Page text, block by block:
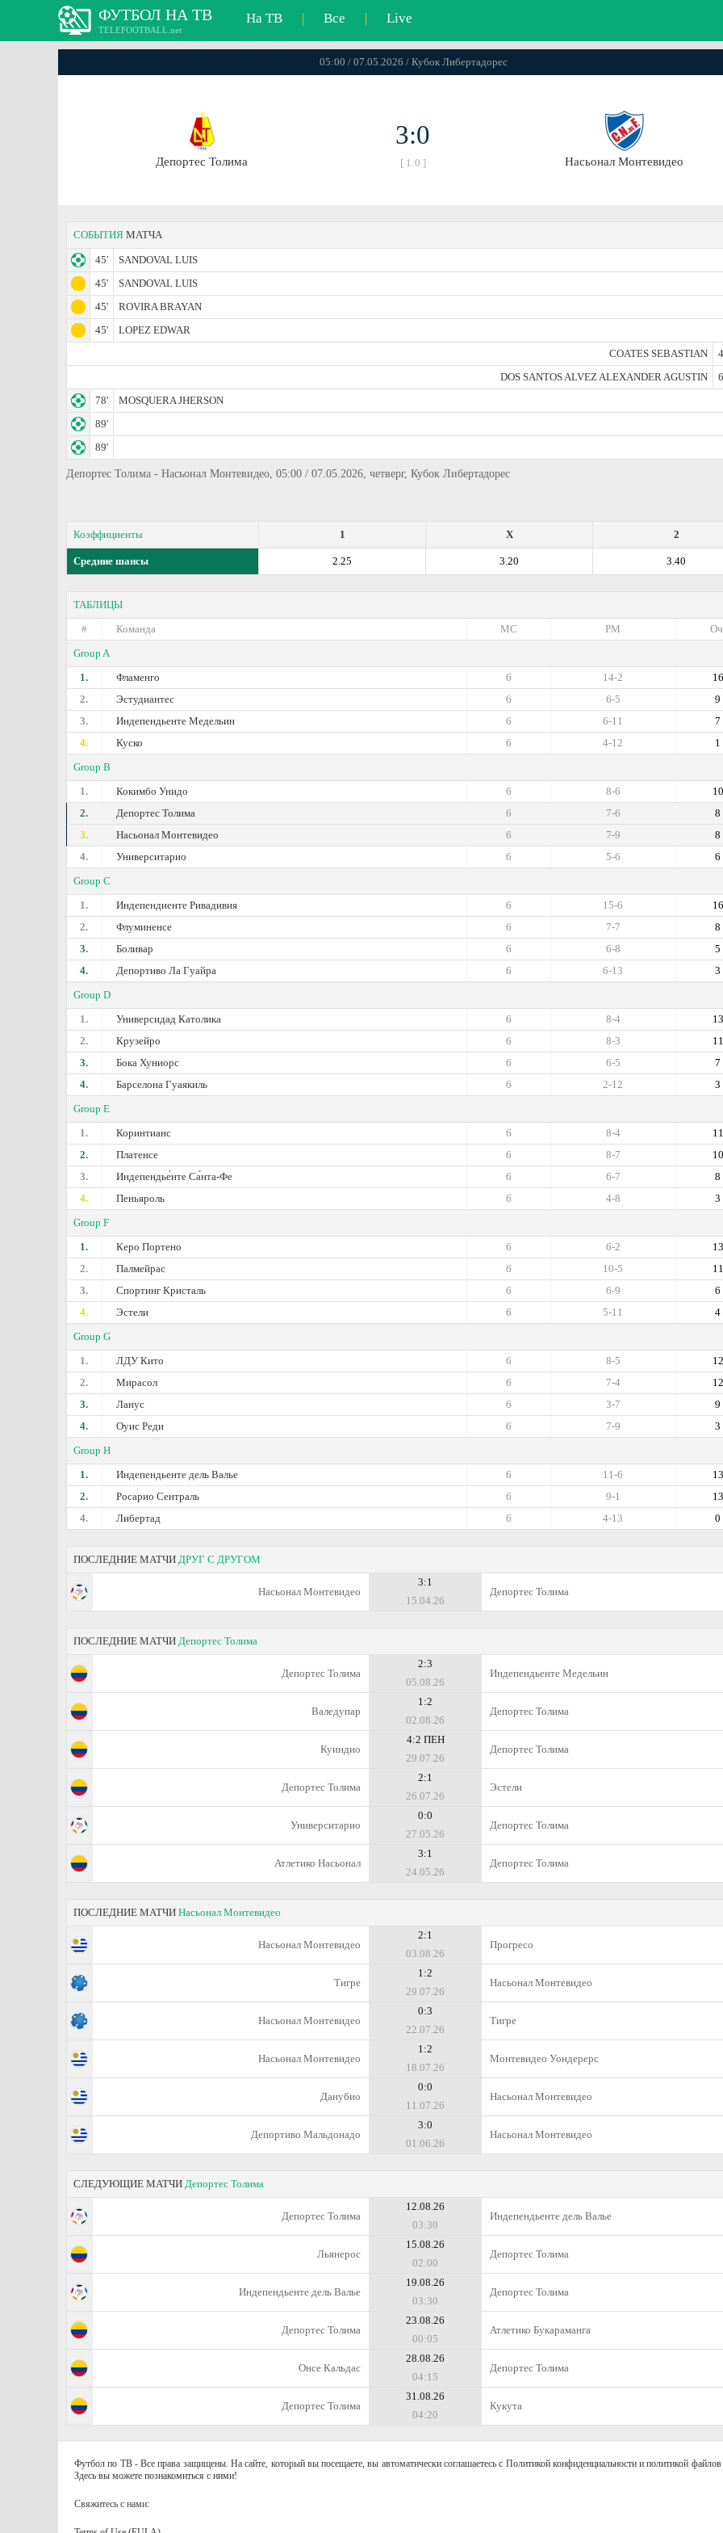
ФУТБОЛ НА ТВ
TELEFOOTBALL.net
На ТВ | Все | Live
05:00 / 07.05.2026 / Кубок Либертадорес
Депортес Толима
3:0
[ 1:0 ] Насьонал Монтевидео
СОБЫТИЯ МАТЧА
45'
SANDOVAL LUIS
45'
SANDOVAL LUIS
45'
ROVIRA BRAYAN
45'
LOPEZ EDWAR
COATES SEBASTIAN
DOS SANTOS ALVEZ ALEXANDER AGUSTIN
78'
MOSQUERA JHERSON
89'
89'
Депортес Толима - Насьонал Монтевидео, 05:00 / 07.05.2026, четверг, Кубок Либертадорес
Коэффициенты 2
X
1
Средние шансы 3.40
3.20
2.25
ТАБЛИЦЫ
#
Команда РМ
МС
Group A
1.
Фламенго 16
14-2
6
2.
Эстудиантес 9
6-5
6
3.
Индепендьенте Медельин 7
6-11
6
4.
Куско 1
4-12
6
Group B
1.
Кокимбо Унидо 10
8-6
6
2.
Депортес Толима 8
7-6
6
3.
Насьонал Монтевидео 8
7-9
6
4.
Университарио 6
5-6
6
Group C
1.
Индепендиенте Ривадивия 16
15-6
6
2.
Флуминенсе 8
7-7
6
3.
Боливар 5
6-8
6
4.
Депортиво Ла Гуайра 3
6-13
6
Group D
1.
Универсидад Католика 13
8-4
6
2.
Крузейро 11
8-3
6
3.
Бока Хуниорс 7
6-5
6
4.
Барселона Гуаякиль 3
2-12
6
Group E
1.
Коринтианс 11
8-4
6
2.
Платенсе 10
8-7
6
3.
Индепендье́нте Са́нта-Фе 8
6-7
6
4.
Пеньяроль 3
4-8
6
Group F
1.
Керо Портено 13
6-2
6
2.
Палмейрас 11
10-5
6
3.
Спортинг Кристаль 6
6-9
6
4.
Эстели 4
5-11
6
Group G
1.
ЛДУ Кито 12
8-5
6
2.
Мирасол 12
7-4
6
3.
Ланус 9
3-7
6
4.
Оуис Реди 3
7-9
6
Group H
1.
Индепендьенте дель Валье 13
11-6
6
2.
Росарио Сентраль 13
9-1
6
4.
Либертад 0
4-13
6
ПОСЛЕДНИЕ МАТЧИ ДРУГ С ДРУГОМ
Насьонал Монтевидео
3:1
15.04.26
Депортес Толима
ПОСЛЕДНИЕ МАТЧИ Депортес Толима
Депортес Толима
2:3
05.08.26
Индепендьенте Медельин
Валедупар
1:2
02.08.26
Депортес Толима
Куиндио
4:2 ПЕН
29.07.26
Депортес Толима
Депортес Толима
2:1
26.07.26
Эстели
Университарио
0:0
27.05.26
Депортес Толима
Атлетико Насьонал
3:1
24.05.26
Депортес Толима
ПОСЛЕДНИЕ МАТЧИ Насьонал Монтевидео
Насьонал Монтевидео
2:1
03.08.26
Прогресо
Тигре
1:2
29.07.26
Насьонал Монтевидео
Насьонал Монтевидео
0:3
22.07.26
Тигре
Насьонал Монтевидео
1:2
18.07.26
Монтевидео Уондерерс
Данубио
0:0
11.07.26
Насьонал Монтевидео
Депортиво Мальдонадо
3:0
01.06.26
Насьонал Монтевидео
СЛЕДУЮЩИЕ МАТЧИ Депортес Толима
Депортес Толима
12.08.26
03:30
Индепендьенте дель Валье
Льянерос
15.08.26
02:00
Депортес Толима
Индепендьенте дель Валье
19.08.26
03:30
Депортес Толима
Депортес Толима
23.08.26
00:05
Атлетико Букараманга
Онсе Кальдас
28.08.26
04:15
Депортес Толима
Депортес Толима
31.08.26
04:20
Кукута
Футбол по ТВ - Все права защищены. На сайте, который вы посещаете, вы автоматически соглашаетесь с Политикой конфиденциальности и политикой
Здесь вы можете познакомиться с ними!
Свяжитесь с нами: